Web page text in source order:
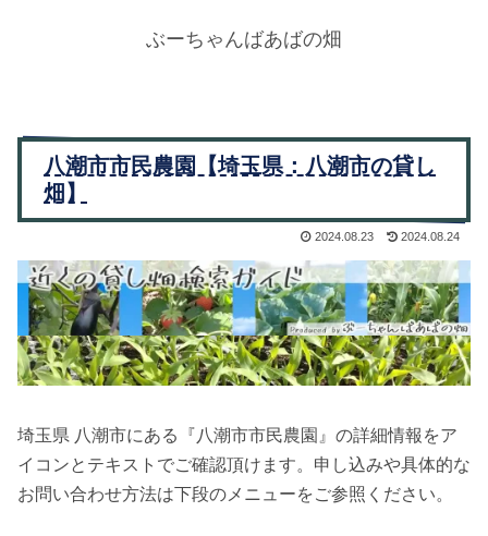
ぶーちゃんばあばの畑
八潮市市民農園【埼玉県：八潮市の貸し
畑】
2024.08.23 2024.08.24
埼玉県 八潮市にある『八潮市市民農園』の詳細情報をア
イコンとテキストでご確認頂けます。申し込みや具体的な
お問い合わせ方法は下段のメニューをご参照ください。